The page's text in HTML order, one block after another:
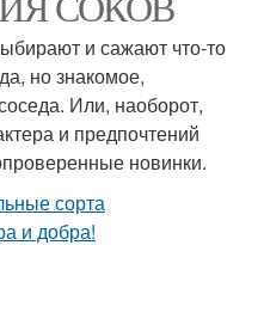
и сажают что-то
но знакомое,
Или, наоборот,
и предпочтений
новинки.